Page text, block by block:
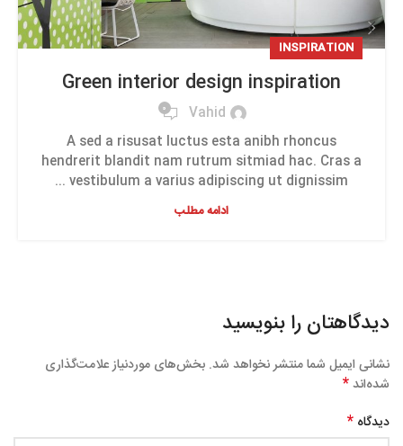
INSPIRATION
Green interior design inspiration
Vahid
0
A sed a risusat luctus esta anibh rhoncus
hendrerit blandit nam rutrum sitmiad hac. Cras a
vestibulum a varius adipiscing ut dignissim ...
ادامه مطلب
دیدگاهتان را بنویسید
نشانی ایمیل شما منتشر نخواهد شد. بخش‌های موردنیاز علامت‌گذاری
شده‌اند*
دیدگاه *